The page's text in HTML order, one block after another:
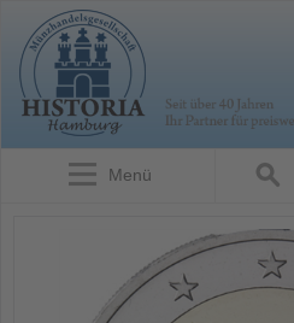
Menü